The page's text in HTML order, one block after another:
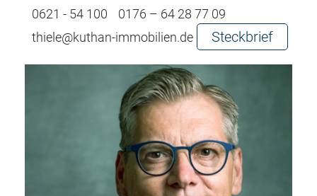
0621 - 54 100
0176 – 64 28 77 09
thiele@kuthan-immobilien.de
Steckbrief